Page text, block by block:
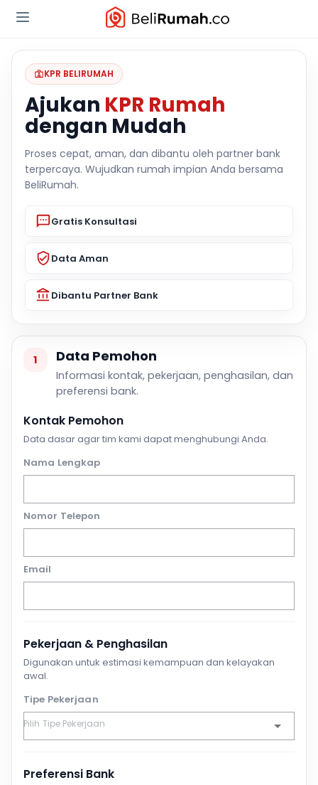
KPR BELIRUMAH
Ajukan KPR Rumah
dengan Mudah
Proses cepat, aman, dan dibantu oleh partner bank
terpercaya. Wujudkan rumah impian Anda bersama
BeliRumah.
Gratis Konsultasi
Data Aman
Dibantu Partner Bank
1 Data Pemohon
Informasi kontak, pekerjaan, penghasilan, dan
preferensi bank.
Kontak Pemohon
Data dasar agar tim kami dapat menghubungi Anda.
Nama Lengkap
Nomor Telepon
Email
Pekerjaan & Penghasilan
Digunakan untuk estimasi kemampuan dan kelayakan
awal.
Tipe Pekerjaan
Preferensi Bank